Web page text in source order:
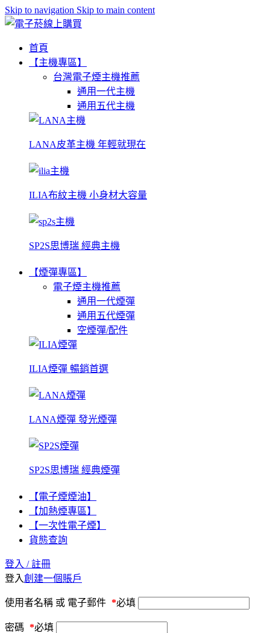
Skip to navigation Skip to main content
首頁
【主機專區】
台灣電子煙主機推薦
通用一代主機
通用五代主機
LANA皮革主機 年輕就現在
ILIA布紋主機 小身材大容量
SP2S思博瑞 經典主機
【煙彈專區】
電子煙主機推薦
通用一代煙彈
通用五代煙彈
空煙彈/配件
ILIA煙彈 暢銷首選
LANA煙彈 發光煙彈
SP2S思博瑞 經典煙彈
【電子煙煙油】
【加熱煙專區】
【一次性電子煙】
貨態查詢
登入 / 註冊
登入創建一個賬戶
使用者名稱 或 電子郵件 *必填
密碼 *必填